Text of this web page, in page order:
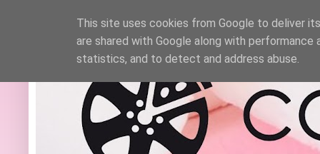
This site uses cookies from Google to deliver
are shared with Google along with
statistics, and to detect and address abuse.